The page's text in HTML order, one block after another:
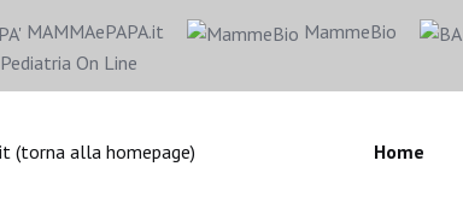
MAMMAePAPA.it MammeBio
Pediatria On Line
Home